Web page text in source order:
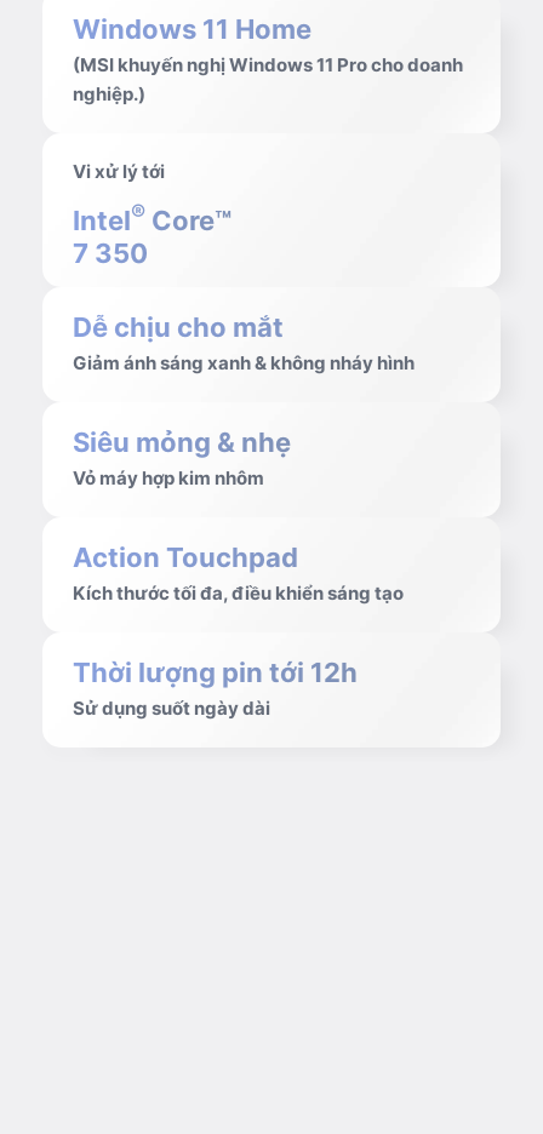
Windows 11 Home
(MSI khuyến nghị Windows 11 Pro cho doanh
nghiệp.)
Vi xử lý tới
Intel®Core™
7 350
Dễ chịu cho mắt
Giảm ánh sáng xanh & không nháy hình
Siêu mỏng & nhẹ
Vỏ máy hợp kim nhôm
Action Touchpad
Kích thước tối đa, điều khiển sáng tạo
Thời lượng pin tới 12h
Sử dụng suốt ngày dài